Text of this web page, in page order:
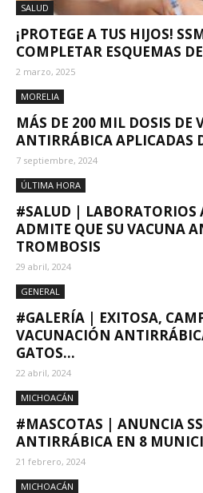
SALUD
¡PROTEGE A TUS HIJOS!
COMPLETAR ESQUEMAS
2 marzo, 2025
MORELIA
MÁS DE 200 MIL DOSIS DE
ANTIRRÁBICA APLICADAS
7 septiembre, 2024
ÚLTIMA HORA
#SALUD | LABORATORIOS
ADMITE QUE SU VACUNA
TROMBOSIS
29 abril, 2024
GENERAL
#GALERÍA | EXITOSA,
VACUNACIÓN
GATOS...
22 abril, 2024
MICHOACÁN
#MASCOTAS | ANUNCIA
ANTIRRÁBICA EN 8
21 febrero, 2024
MICHOACÁN